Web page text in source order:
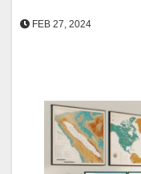
FEB 27, 2024